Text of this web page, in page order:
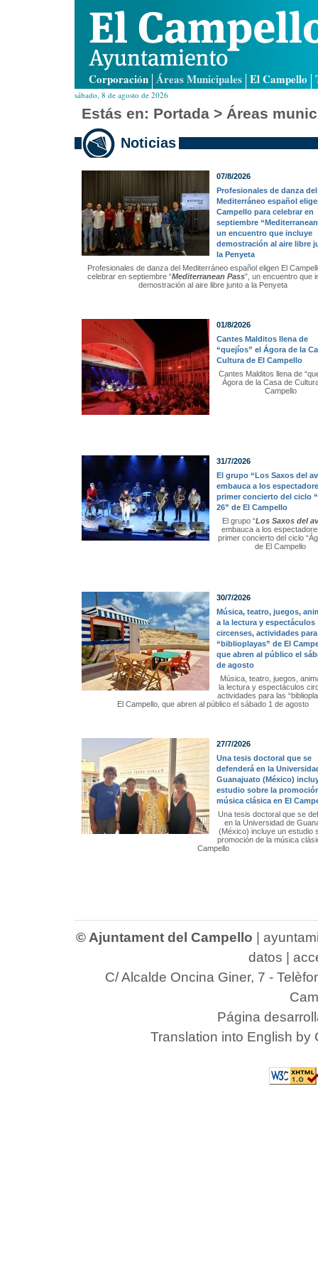
Corporación Áreas Municipales El Campello
sábado, 8 de agosto de 2026
Estás en: Portada > Áreas
Noticias
07/8/2026
Profesionales de danza del
Mediterráneo español
Campello para celebrar en
septiembre
un encuentro que incluye
demostración al aire libre
la Penyeta
Profesionales de danza del Mediterráneo español eligen El
celebrar en septiembre “Mediterranean Pass”, un encuentro que
demostración al aire libre junto a la Penyeta
01/8/2026
Cantes Malditos llena de
“quejíos” el Ágora de la
Cultura de El Campello
Cantes Malditos llena de
Ágora de la Casa de
Campello
31/7/2026
El grupo “Los Saxos del
embauca a los
primer concierto del ciclo
26” de El Campello
El grupo “Los Saxos del
embauca a los
primer concierto del ciclo
de El Campello
30/7/2026
Música, teatro, juegos,
a la lectura y espectáculos
circenses, actividades
“biblioplayas” de El
que abren al público el
de agosto
Música, teatro, juegos,
la lectura y espectáculos
actividades para las
El Campello, que abren al público el sábado 1 de agosto
27/7/2026
Una tesis doctoral que se
defenderá en la
Guanajuato (México)
estudio sobre la
música clásica en El
Una tesis doctoral que se
en la Universidad de
(México) incluye un estudio
promoción de la música
Campello
© Ajuntament del Campello
datos
C/ Alcalde Oncina Giner, 7 -
Página
Translation into English by